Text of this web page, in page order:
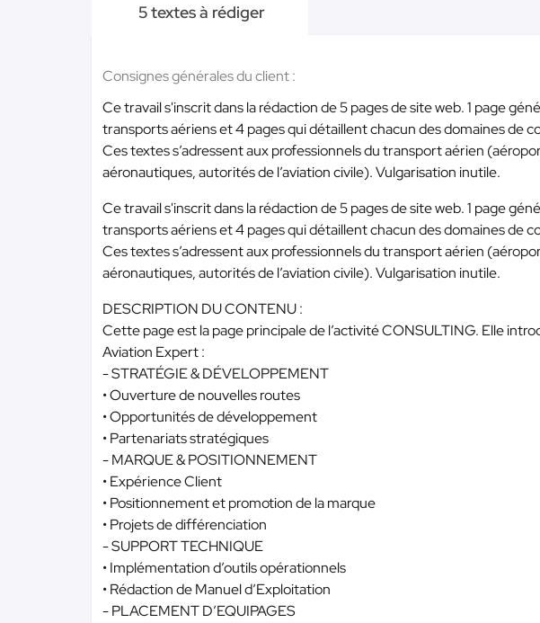
5 textes à rédiger
Consignes générales du client :
Ce travail s'inscrit dans la rédaction de 5 pages de site web. 1 page
transports aériens et 4 pages qui détaillent chacun des domaines de
Ces textes s’adressent aux professionnels du transport aérien
aéronautiques, autorités de l’aviation civile). Vulgarisation inutile.
Ce travail s'inscrit dans la rédaction de 5 pages de site web. 1 page
transports aériens et 4 pages qui détaillent chacun des domaines de
Ces textes s’adressent aux professionnels du transport aérien
aéronautiques, autorités de l’aviation civile). Vulgarisation inutile.
DESCRIPTION DU CONTENU :
Cette page est la page principale de l’activité CONSULTING. Elle
Aviation Expert :
- STRATÉGIE & DÉVELOPPEMENT
• Ouverture de nouvelles routes
• Opportunités de développement
• Partenariats stratégiques
- MARQUE & POSITIONNEMENT
• Expérience Client
• Positionnement et promotion de la marque
• Projets de différenciation
- SUPPORT TECHNIQUE
• Implémentation d’outils opérationnels
• Rédaction de Manuel d’Exploitation
- PLACEMENT D’EQUIPAGES